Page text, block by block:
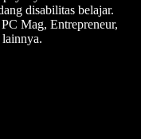
disabilitas belajar.
Mag, Entrepreneur,